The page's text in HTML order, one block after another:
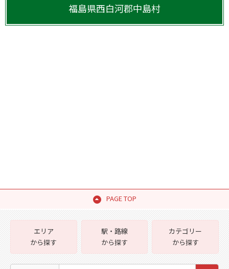
福島県西白河郡中島村
PAGE TOP
エリア
から探す
駅・路線
から探す
カテゴリー
から探す